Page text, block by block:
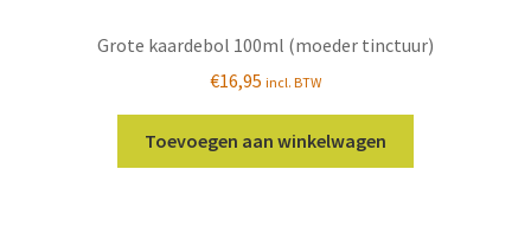
Grote kaardebol 100ml (moeder tinctuur)
€16,95 incl. BTW
Toevoegen aan winkelwagen